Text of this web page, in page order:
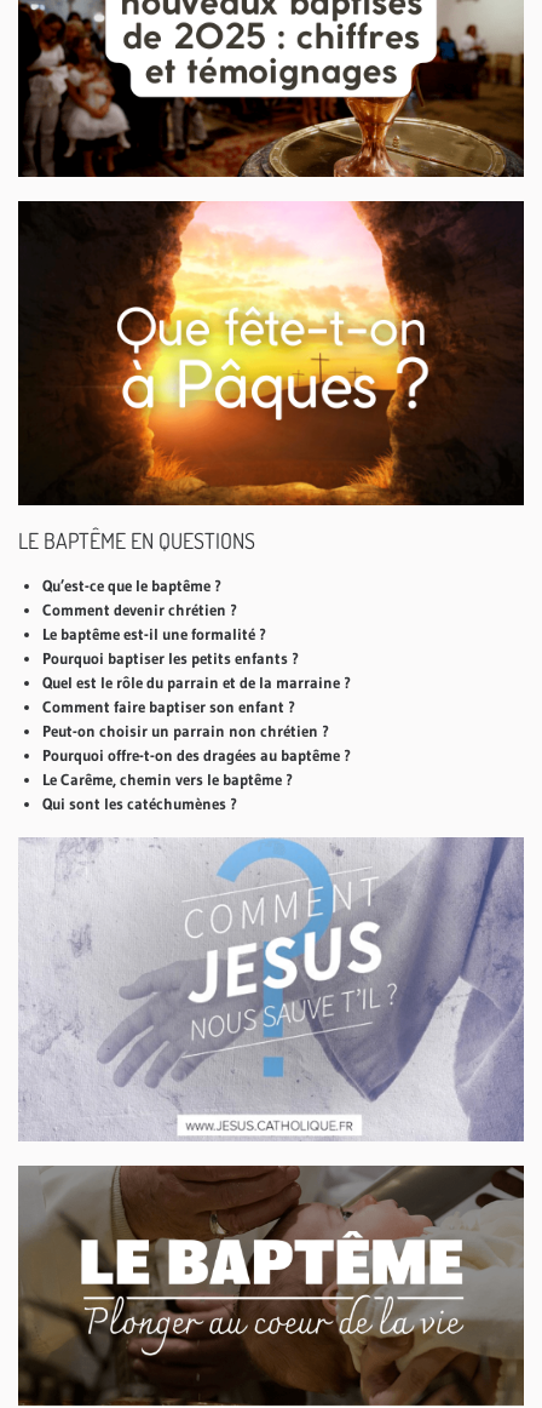
LE BAPTÊME EN QUESTIONS
Qu’est-ce que le baptême ?
Comment devenir chrétien ?
Le baptême est-il une formalité ?
Pourquoi baptiser les petits enfants ?
Quel est le rôle du parrain et de la marraine ?
Comment faire baptiser son enfant ?
Peut-on choisir un parrain non chrétien ?
Pourquoi offre-t-on des dragées au baptême ?
Le Carême, chemin vers le baptême ?
Qui sont les catéchumènes ?